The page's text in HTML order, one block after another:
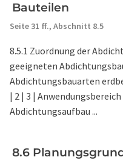
Bauteilen
Seite 31 ff., Abschnitt 8.5
8.5.1 Zuordnung der
geeigneten
Abdichtungsbauarten
| 2 | 3 |
Abdichtungsaufbau ...
8.6